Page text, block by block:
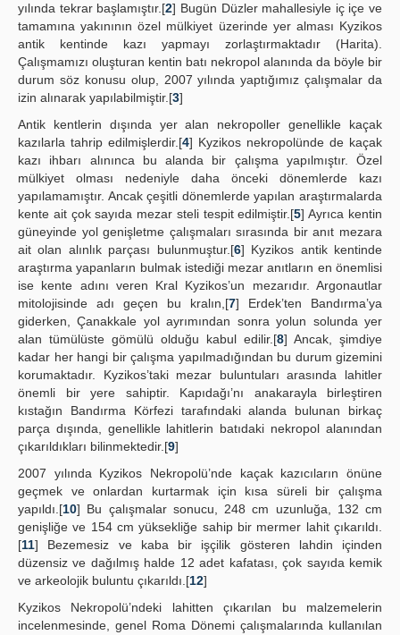
yılında tekrar başlamıştır.[2] Bugün Düzler mahallesiyle iç içe ve
tamamına yakınının özel mülkiyet üzerinde yer alması Kyzikos
antik kentinde kazı yapmayı zorlaştırmaktadır (Harita).
Çalışmamızı oluşturan kentin batı nekropol alanında da böyle bir
durum söz konusu olup, 2007 yılında yaptığımız çalışmalar da
izin alınarak yapılabilmiştir.[3]
Antik kentlerin dışında yer alan nekropoller genellikle kaçak
kazılarla tahrip edilmişlerdir.[4] Kyzikos nekropolünde de kaçak
kazı ihbarı alınınca bu alanda bir çalışma yapılmıştır. Özel
mülkiyet olması nedeniyle daha önceki dönemlerde kazı
yapılamamıştır. Ancak çeşitli dönemlerde yapılan araştırmalarda
kente ait çok sayıda mezar steli tespit edilmiştir.[5] Ayrıca kentin
güneyinde yol genişletme çalışmaları sırasında bir anıt mezara
ait olan alınlık parçası bulunmuştur.[6] Kyzikos antik kentinde
araştırma yapanların bulmak istediği mezar anıtların en önemlisi
ise kente adını veren Kral Kyzikos’un mezarıdır. Argonautlar
mitolojisinde adı geçen bu kralın,[7] Erdek’ten Bandırma’ya
giderken, Çanakkale yol ayrımından sonra yolun solunda yer
alan tümülüste gömülü olduğu kabul edilir.[8] Ancak, şimdiye
kadar her hangi bir çalışma yapılmadığından bu durum gizemini
korumaktadır. Kyzikos’taki mezar buluntuları arasında lahitler
önemli bir yere sahiptir. Kapıdağı’nı anakarayla birleştiren
kıstağın Bandırma Körfezi tarafındaki alanda bulunan birkaç
parça dışında, genellikle lahitlerin batıdaki nekropol alanından
çıkarıldıkları bilinmektedir.[9]
2007 yılında Kyzikos Nekropolü’nde kaçak kazıcıların önüne
geçmek ve onlardan kurtarmak için kısa süreli bir çalışma
yapıldı.[10] Bu çalışmalar sonucu, 248 cm uzunluğa, 132 cm
genişliğe ve 154 cm yüksekliğe sahip bir mermer lahit çıkarıldı.
[11] Bezemesiz ve kaba bir işçilik gösteren lahdin içinden
düzensiz ve dağılmış halde 12 adet kafatası, çok sayıda kemik
ve arkeolojik buluntu çıkarıldı.[12]
Kyzikos Nekropolü’ndeki lahitten çıkarılan bu malzemelerin
incelenmesinde, genel Roma Dönemi çalışmalarında kullanılan